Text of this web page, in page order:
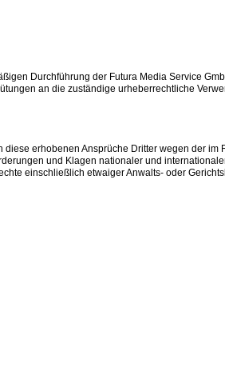
Durchführung der Futura Media Service
an die zuständige urheberrechtliche
erhobenen Ansprüche Dritter wegen der im
und Klagen nationaler und
einschließlich etwaiger Anwalts- oder